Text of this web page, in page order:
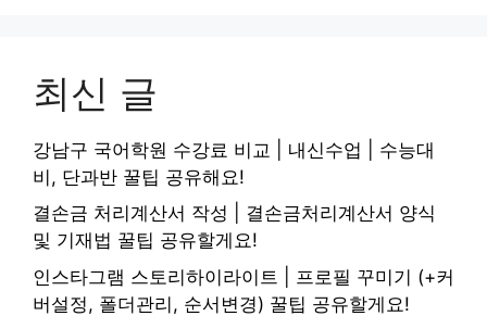
최신 글
강남구 국어학원 수강료 비교 | 내신수업 | 수능대
비, 단과반 꿀팁 공유해요!
결손금 처리계산서 작성 | 결손금처리계산서 양식
및 기재법 꿀팁 공유할게요!
인스타그램 스토리하이라이트 | 프로필 꾸미기 (+커
버설정, 폴더관리, 순서변경) 꿀팁 공유할게요!